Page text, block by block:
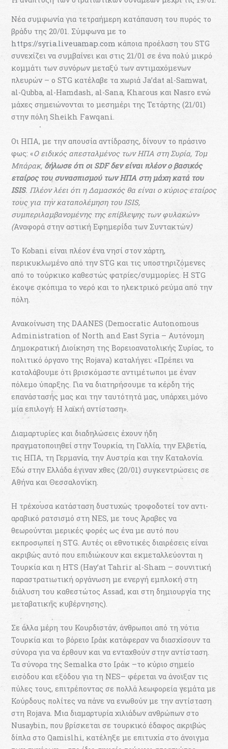
Νέα συμφωνία για τετραήμερη κατάπαυση του πυρός το
βράδυ της 20/01. Σύμφωνα με το
https://syria.liveuamap.com κάποια προέλαση του STG
συνεχίζει να συμβαίνει και στις 21/01 σε ένα πολύ μικρό
κομμάτι των συνόρων μεταξύ των αντιμαχόμενων
πλευρών – ο STG κατέλαβε τα χωριά Ja’dat al-Samwat,
al-Qubba, al-Hamdash, al-Sana, Kharous και Nasro ενώ
μάχες σημειώνονται το μεσημέρι της Τετάρτης (21/01)
στην πόλη Sheikh Fawqani.
Οι ΗΠΑ, με την απουσία αντίδρασης, δίνουν το πράσινο
φως: «Ο ειδικός απεσταλμένος των ΗΠΑ στη Συρία, Τομ
Μπάρακ, δήλωσε ότι οι SDF δεν είναι πλέον ο βασικός
εταίρος του συνασπισμού των ΗΠΑ στη μάχη κατά του
ISIS. Πλέον λέει ότι η Δαμασκός θα είναι ο κύριος εταίρος
τους για την καταπολέμηση του ISIS,
συμπεριλαμβανομένης της επίβλεψης των φυλακών»
(Αναφορά στην αστική Εφημερίδα των Συντακτών)
Το Kobani είναι πλέον ένα νησί στον χάρτη,
περικυκλωμένο από την STG και τις υποστηριζόμενες
από το τούρκικο καθεστώς φατρίες/συμμορίες. Η STG
έκοψε σκόπιμα το νερό και το ηλεκτρικό ρεύμα από την
πόλη.
Ανακοίνωση της DAANES (Democratic Autonomous
Administration of North and East Syria – Αυτόνομη
Δημοκρατική Διοίκηση της Βορειοανατολικής Συρίας, το
πολιτικό όργανο της Rojava) καταλήγει: «Πρέπει να
καταλάβουμε ότι βρισκόμαστε αντιμέτωποι με έναν
πόλεμο ύπαρξης. Για να διατηρήσουμε τα κέρδη της
επανάστασής μας και την ταυτότητά μας, υπάρχει μόνο
μία επιλογή: Η λαϊκή αντίσταση».
Διαμαρτυρίες και διαδηλώσεις έχουν ήδη
πραγματοποιηθεί στην Τουρκία, τη Γαλλία, την Ελβετία,
τις ΗΠΑ, τη Γερμανία, την Αυστρία και την Καταλονία.
Εδώ στην Ελλάδα έγιναν χθες (20/01) συγκεντρώσεις σε
Αθήνα και Θεσσαλονίκη.
Η τρέχουσα κατάσταση δυστυχώς τροφοδοτεί τον αντι-
αραβικό ρατσισμό στη NES, με τους Άραβες να
θεωρούνται μερικές φορές ως ένα με αυτό που
εκπροσωπεί η STG. Αυτές οι εθνοτικές διαιρέσεις είναι
ακριβώς αυτό που επιδιώκουν και εκμεταλλεύονται η
Τουρκία και η HTS (Hay’at Tahrir al-Sham – σουνιτική
παραστρατιωτική οργάνωση με ενεργή εμπλοκή στη
διάλυση του καθεστώτος Assad, και στη δημιουργία της
μεταβατικής κυβέρνησης).
Σε άλλα μέρη του Κουρδιστάν, άνθρωποι από τη νότια
Τουρκία και το βόρειο Ιράκ κατάφεραν να διασχίσουν τα
σύνορα για να έρθουν και να ενταχθούν στην αντίσταση.
Τα σύνορα της Semalka στο Ιράκ –το κύριο σημείο
εισόδου και εξόδου για τη NES– φέρεται να άνοιξαν τις
πύλες τους, επιτρέποντας σε πολλά λεωφορεία γεμάτα με
Κούρδους πολίτες να πάνε να ενωθούν με την αντίσταση
στη Rojava. Μια διαμαρτυρία χιλιάδων ανθρώπων στο
Nusaybin, που βρίσκεται σε τουρκικό έδαφος ακριβώς
δίπλα στο Qamislhi, κατέληξε με επιτυχία στο άνοιγμα